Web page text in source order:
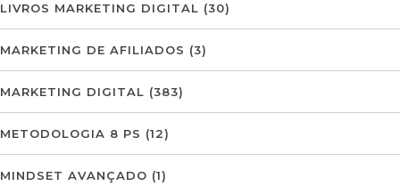
LIVROS MARKETING DIGITAL (30)
MARKETING DE AFILIADOS (3)
MARKETING DIGITAL (383)
METODOLOGIA 8 PS (12)
MINDSET AVANÇADO (1)